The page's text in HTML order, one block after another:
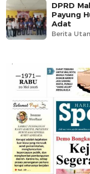
DPRD
Payung
Adat
Berita